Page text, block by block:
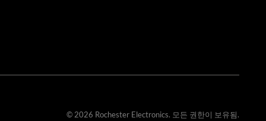
© 2026 Rochester Electronics. 모든 권한이 보유됨.